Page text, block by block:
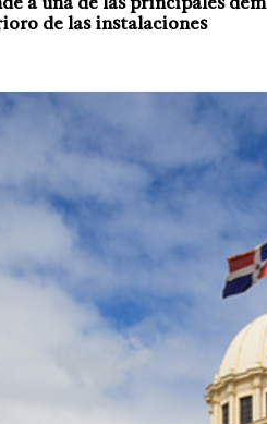
de las instalaciones